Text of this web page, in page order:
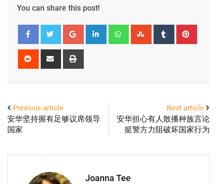
You can share this post!
Previous article
安华坚持握有足够议席领导
国家
Next article
安华担心有人散播种族言论
挺警方力阻破坏国家行为
Joanna Tee